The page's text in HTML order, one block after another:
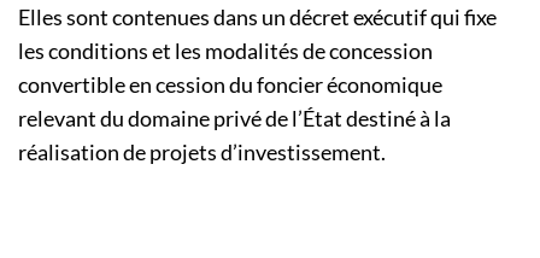
Elles sont contenues dans un décret exécutif qui fixe
les conditions et les modalités de concession
convertible en cession du foncier économique
relevant du domaine privé de l’État destiné à la
réalisation de projets d’investissement.